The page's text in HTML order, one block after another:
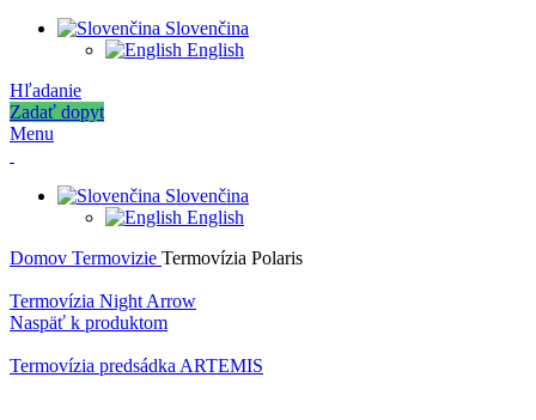
Slovenčina
English
Hľadanie
Zadať dopyt
Menu
Slovenčina
English
Domov Termovizie Termovízia Polaris
Termovízia Night Arrow
Naspäť k produktom
Termovízia predsádka ARTEMIS